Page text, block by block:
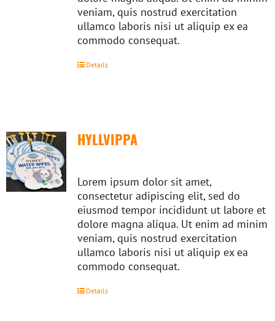
veniam, quis nostrud exercitation
ullamco laboris nisi ut aliquip ex ea
commodo consequat.
Details
HYLLVIPPA
Lorem ipsum dolor sit amet,
consectetur adipiscing elit, sed do
eiusmod tempor incididunt ut labore et
dolore magna aliqua. Ut enim ad minim
veniam, quis nostrud exercitation
ullamco laboris nisi ut aliquip ex ea
commodo consequat.
Details